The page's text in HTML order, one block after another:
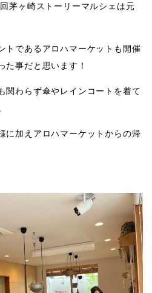
回茅ヶ崎ストーリーマルシェは元
トであるアロハマーケットも開催
た事だと思います！
関わらず傘やレインコートを着て
に加えアロハマーケットからの帰